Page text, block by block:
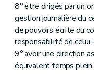
8° être dirigés par un
gestion journalière du
de pouvoirs écrite du
responsabilité de celui-
9° avoir une direction
équivalent temps